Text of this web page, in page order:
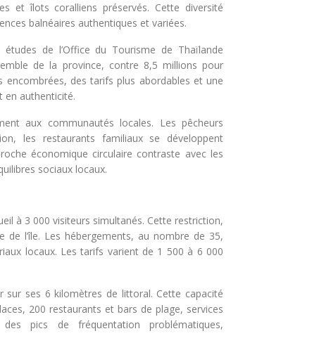
et îlots coralliens préservés. Cette diversité
balnéaires authentiques et variées.
de l’Office du Tourisme de Thaïlande
de la province, contre 8,5 millions pour
des tarifs plus abordables et une
en authenticité.
aux communautés locales. Les pêcheurs
les restaurants familiaux se développent
économique circulaire contraste avec les
sociaux locaux.
à 3 000 visiteurs simultanés. Cette restriction,
l’île. Les hébergements, au nombre de 35,
locaux. Les tarifs varient de 1 500 à 6 000
sur ses 6 kilomètres de littoral. Cette capacité
200 restaurants et bars de plage, services
pics de fréquentation problématiques,